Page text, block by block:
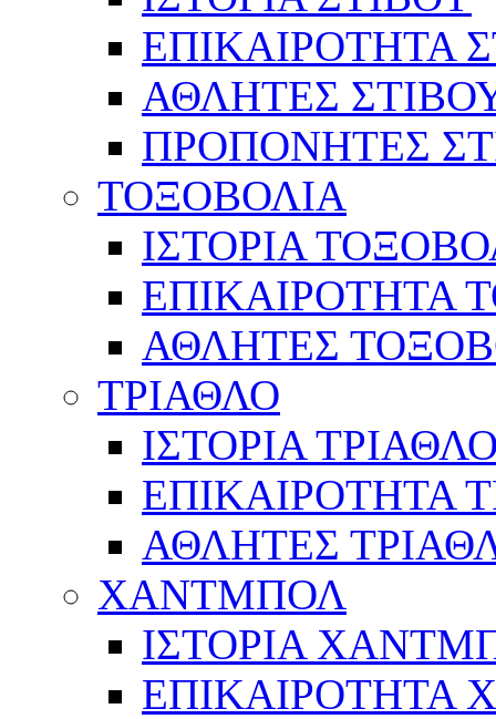
ΕΠΙΚΑΙΡΟΤΗΤΑ
ΑΘΛΗΤΕΣ
ΠΡΟΠΟΝΗΤΕΣ
ΤΟΞΟΒΟΛΙΑ
ΙΣΤΟΡΙΑ
ΕΠΙΚΑΙΡΟΤΗΤΑ
ΑΘΛΗΤΕΣ
ΤΡΙΑΘΛΟ
ΙΣΤΟΡΙΑ
ΕΠΙΚΑΙΡΟΤΗΤΑ
ΑΘΛΗΤΕΣ
ΧΑΝΤΜΠΟΛ
ΙΣΤΟΡΙΑ
ΕΠΙΚΑΙΡΟΤΗΤΑ